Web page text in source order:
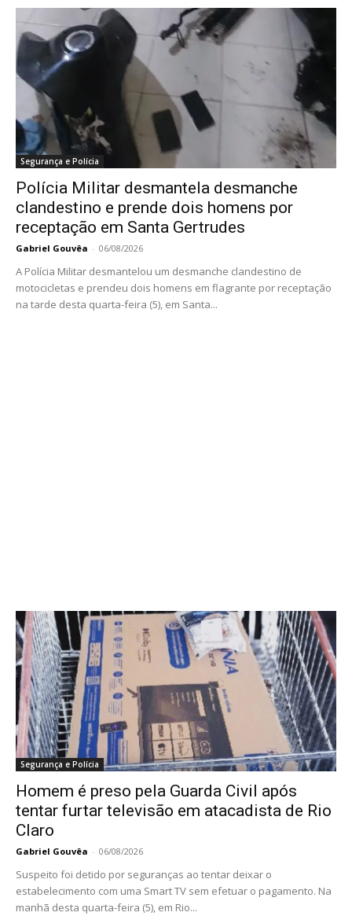
Segurança e Polícia
Polícia Militar desmantela desmanche
clandestino e prende dois homens por
receptação em Santa Gertrudes
Gabriel Gouvêa - 06/08/2026
A Polícia Militar desmantelou um desmanche clandestino de
motocicletas e prendeu dois homens em flagrante por receptação
na tarde desta quarta-feira (5), em Santa...
Segurança e Polícia
Homem é preso pela Guarda Civil após
tentar furtar televisão em atacadista de Rio
Claro
Gabriel Gouvêa - 06/08/2026
Suspeito foi detido por seguranças ao tentar deixar o
estabelecimento com uma Smart TV sem efetuar o pagamento. Na
manhã desta quarta-feira (5), em Rio...